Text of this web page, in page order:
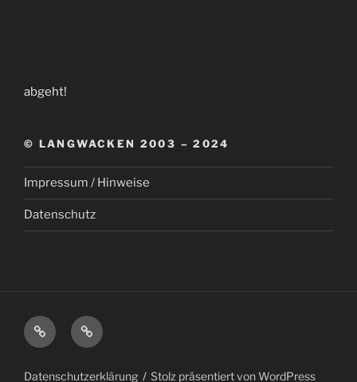
abgeht!
© LANGWACKEN 2003 – 2024
Impressum / Hinweise
Datenschutz
Impressum
/
Datenschutz
Datenschutzerklärung Stolz präsentiert von WordPress